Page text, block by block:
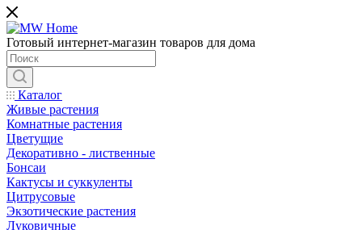
Готовый интернет-магазин товаров для дома
Каталог
Живые растения
Комнатные растения
Цветущие
Декоративно - лиственные
Бонсаи
Кактусы и суккуленты
Цитрусовые
Экзотические растения
Луковичные